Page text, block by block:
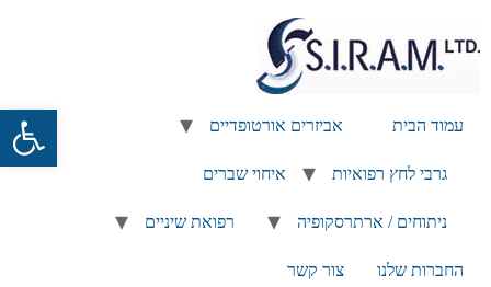
עמוד הבית אביזרים אורטופדיים
גרבי לחץ רפואיות איחוי שברים
ניתוחים / ארתרסקופיה רפואת שיניים
החברות שלנו צור קשר